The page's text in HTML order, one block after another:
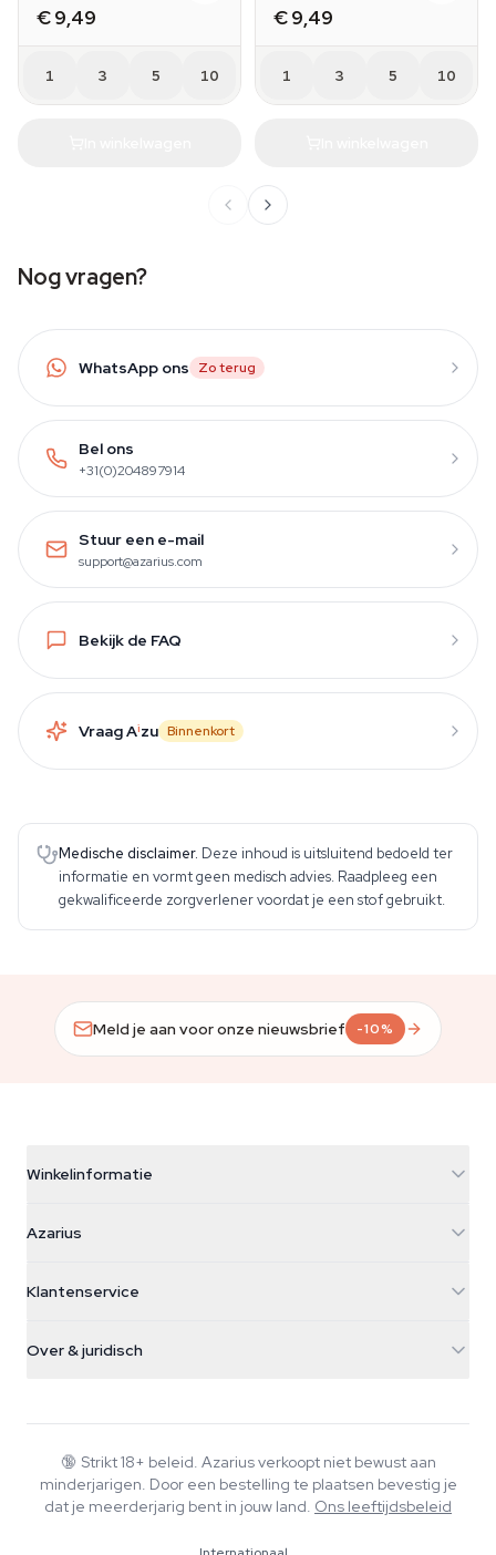
€ 9,49
1 3 5 10
€ 9,49
1 3 5 10
Nog vragen?
WhatsApp ons Zo terug
Bel ons
+31(0)204897914
Stuur een e-mail
support@azarius.com
Bekijk de FAQ
Vraag Aizu Binnenkort
Medische disclaimer. Deze inhoud is uitsluitend bedoeld ter
informatie en vormt geen medisch advies. Raadpleeg een
gekwalificeerde zorgverlener voordat je een stof gebruikt.
Meld je aan voor onze nieuwsbrief -10%
Winkelinformatie
Galvaniweg 11
Nederland
+31(0)204897914
Azarius
Smokeshop
Klantenservice
Retourbeleid
Veelgestelde vragen
Privacybeleid
Over & juridisch
Wiki
Schrijvers
🔞 Strikt 18+ beleid. Azarius verkoopt niet bewust aan
minderjarigen. Door een bestelling te plaatsen bevestig je
dat je meerderjarig bent in jouw land. Ons leeftijdsbeleid